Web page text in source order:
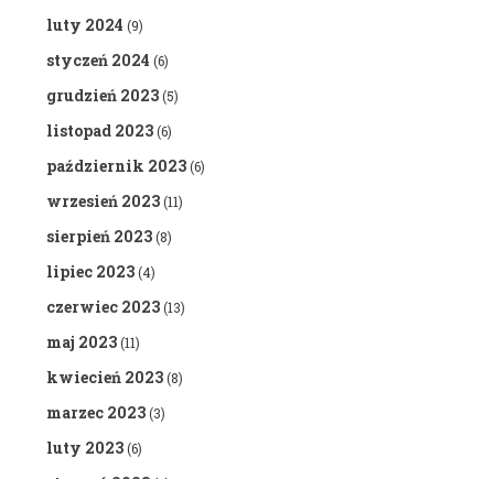
luty 2024 (9)
styczeń 2024 (6)
grudzień 2023(5)
listopad 2023(6)
październik 2023(6)
wrzesień 2023(11)
sierpień 2023(8)
lipiec 2023(4)
czerwiec 2023(13)
maj 2023(11)
kwiecień 2023(8)
marzec 2023(3)
luty 2023(6)